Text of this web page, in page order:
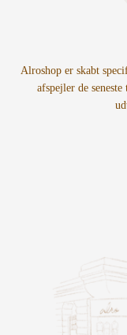
Alroshop er skabt
afspejler de